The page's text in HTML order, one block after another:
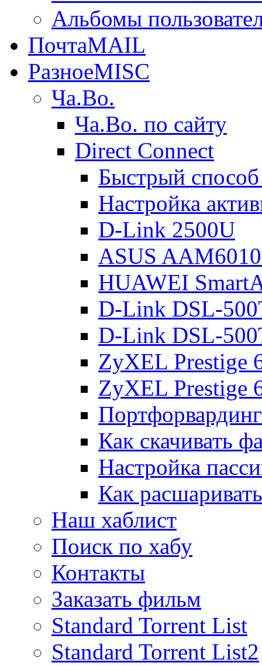
Альбомы
ПочтаMAIL
РазноеMISC
Ча.Во.
Ча.Во. по сайту
Direct Connect
Быстрый
Настройка
D-Link 2500U
ASUS
HUAWEI
D-Link DSL-
D-Link DSL-
ZyXEL Prestige
ZyXEL Prestige
Портфорвардинг
Как скачивать
Настройка
Как
Наш хаблист
Поиск по хабу
Контакты
Заказать фильм
Standard Torrent List
Standard Torrent List2